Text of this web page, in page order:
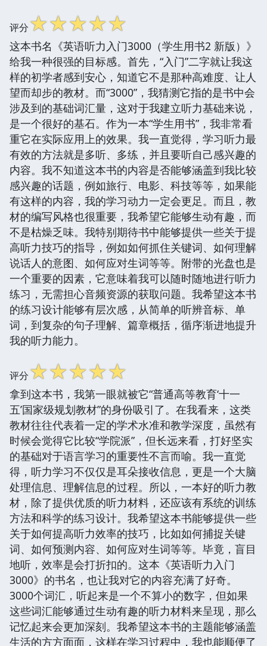
评分☆☆☆☆☆
这本书名《英语听力入门3000（学生用书2 新版）》
给我一种很强的目标感。首先，“入门”二字就让我这
样的初学者感到安心，知道它不是那种高难度、让人
望而却步的教材。而“3000”，我猜测它指的是书中会
涉及到的基础词汇量，这对于我建立听力基础来说，
是一个很好的基石。作为一本“学生用书”，我非常看
重它在实际应用上的效果。我一直觉得，学习听力最
有效的方法就是多听、多练，并且要听自己感兴趣的
内容。我不知道这本书的内容是否能够涵盖到我比较
感兴趣的话题，例如旅行、电影、科技等等，如果能
有这样的内容，我的学习动力一定会更足。而且，教
材的编写风格也很重要，我希望它能够生动有趣，而
不是枯燥乏味。我特别期待书中能够提供一些关于提
高听力技巧的指导，例如如何抓住关键词、如何理解
说话人的意图、如何应对生词等等。附带的光盘也是
一个重要的因素，它意味着我可以随时随地进行听力
练习，无需担心音频资源的获取问题。我希望这本书
的练习设计能够有层次感，从简单的听辨音标、单
词，到复杂的句子理解、篇章概括，循序渐进地提升
我的听力能力。
评分☆☆☆☆☆
拿到这本书，我第一眼就被它“普通高等教育‘十一
五’国家级规划教材”的身份吸引了。在我看来，这类
教材往往代表着一定的学术水准和教学深度，虽然有
时候会觉得它比较“学院派”，但长远来看，打好坚实
的基础对于语言学习的重要性不言而喻。我一直觉
得，听力学习不仅仅是耳朵接收信息，更是一个大脑
处理信息、理解信息的过程。所以，一本好的听力教
材，除了提供优质的听力材料，还应该有系统的训练
方法和科学的练习设计。我希望这本书能够提供一些
关于如何提高听力效率的技巧，比如如何捕捉关键
词、如何预测内容、如何应对生词等等。毕竟，盲目
地听，效率是会打折扣的。这本《英语听力入门
3000》的书名，也让我对它的内容充满了好奇。
3000个词汇，听起来是一个不算小的数字，但如果
这些词汇能够通过生动有趣的听力材料来呈现，那么
记忆起来会更加深刻。我希望这本书的主题能够涵盖
生活的方方面面，这样在学习过程中，我也能顺便了